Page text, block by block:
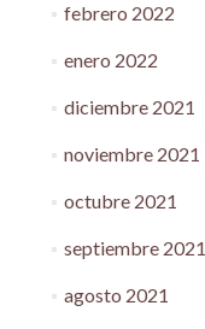
febrero 2022
enero 2022
diciembre 2021
noviembre 2021
octubre 2021
septiembre 2021
agosto 2021